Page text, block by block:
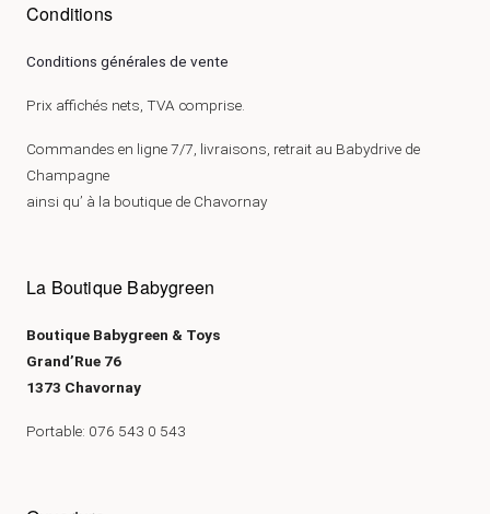
Conditions
Conditions générales de vente
Prix affichés nets, TVA comprise.
Commandes en ligne 7/7, livraisons, retrait au Babydrive de
Champagne
ainsi qu’ à la boutique de Chavornay
La Boutique Babygreen
Boutique Babygreen & Toys
Grand’Rue 76
1373 Chavornay
Portable: 076 543 0 543